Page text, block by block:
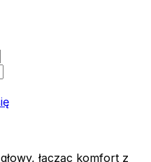
łącząc komfort z